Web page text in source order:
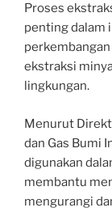
Proses
penting dalam
ekstraksi
lingkungan.
Menurut
dan Gas Bumi
digunakan
membantu
mengurangi